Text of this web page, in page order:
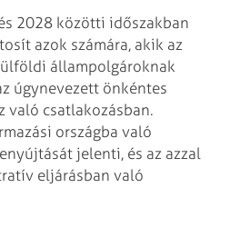
2028 közötti időszakban
azok számára, akik az
állampolgároknak
úgynevezett önkéntes
való csatlakozásban.
országba való
jelenti, és az azzal
eljárásban való